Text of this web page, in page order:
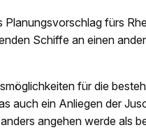
fürs
Schiffe an einen
für die
auch ein Anliegen der
angehen werde als